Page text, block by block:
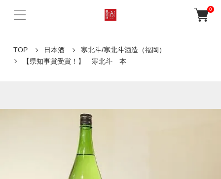
0
TOP 日本酒
寒北斗/寒北斗酒造（福岡）
【県知事賞受賞！】 寒北斗 本